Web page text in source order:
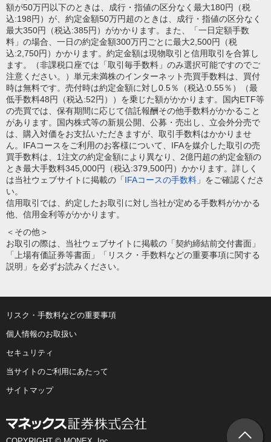
額が50万円以下のときは、成行・指値の区分なく最大180円（税
込:198円）が、約定金額50万円超のときは、成行・指値の区分なく
最大350円（税込:385円）がかかります。また、「一日定額手数
料」の場合、一日の約定金額300万円ごとに最大2,500円（税
込:2,750円）かかります。約定金額は現物取引と信用取引を合算し
ます。（非課税口座では「取引毎手数料」のみ選択可能ですのでご
注意ください。）単元未満株のインターネット売買手数料は、買付
時は無料です。売付時は約定金額に対し0.5％（税込:0.55％）（最
低手数料48円（税込:52円））を乗じた額がかかります。国内ETF等
の売買では、保有期間に応じて信託報酬その他手数料がかかること
があります。国内株式等の新規公開、公募・売出し、立会外分売で
は、購入対価をお支払いただきますが、取引手数料はかかりませ
ん。IFAコースをご利用のお客様について、IFAを媒介した取引の売
買手数料は、1注文の約定金額により異なり、2億円超の約定金額の
とき最大手数料345,000円（税込:379,500円）かかります。詳しく
は当社ウェブサイトに掲載の「IFAコースの手数料 」をご確認くださ
い。
信用取引では、約定したお取引に対し当社が定める手数料がかかる
他、信用金利等がかかります。
＜その他＞
お取引の際は、当社ウェブサイトに掲載の「契約締結前交付書面」
「上場有価証券等書面」「リスク・手数料などの重要事項に関する
説明」を必ずお読みください。
リスク・手数料などの重要事項
個人情報のお取扱い
セキュリティ
当サイトのご利用にあたって
サイトマップ